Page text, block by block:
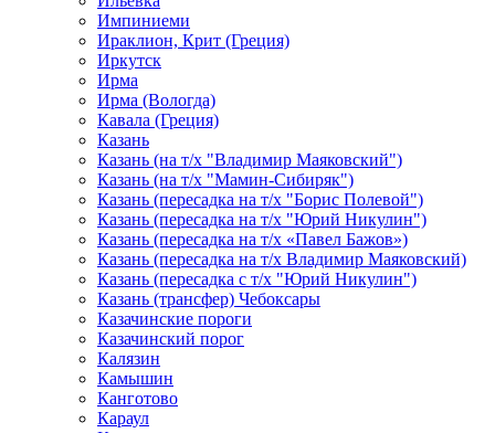
Импиниеми
Ираклион, Крит (Греция)
Иркутск
Ирма
Ирма (Вологда)
Кавала (Греция)
Казань
Казань (на т/х "Владимир Маяковский")
Казань (на т/х "Мамин-Сибиряк")
Казань (пересадка на т/х "Борис Полевой")
Казань (пересадка на т/х "Юрий Никулин")
Казань (пересадка на т/х «Павел Бажов»)
Казань (пересадка на т/х Владимир Маяковский)
Казань (пересадка с т/х "Юрий Никулин")
Казань (трансфер) Чебоксары
Казачинские пороги
Казачинский порог
Калязин
Камышин
Канготово
Караул